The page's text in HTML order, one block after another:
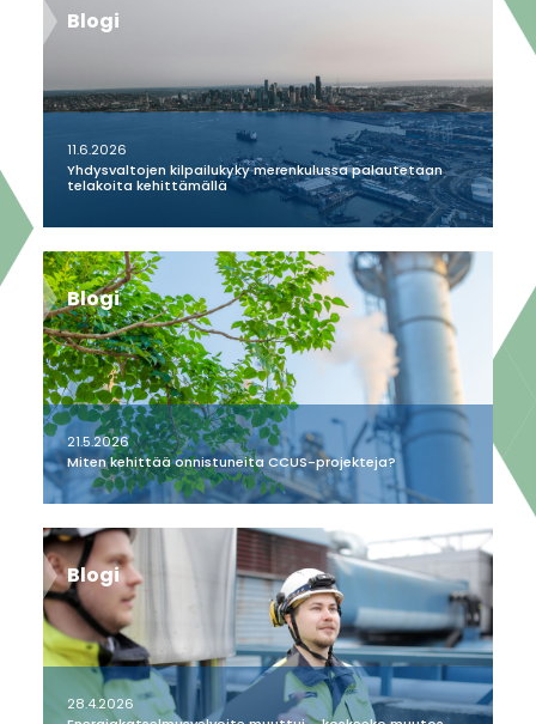
Blogi
11.6.2026
Yhdysvaltojen kilpailukyky merenkulussa palautetaan
telakoita kehittämällä
Blogi
21.5.2026
Miten kehittää onnistuneita CCUS-projekteja?
Blogi
28.4.2026